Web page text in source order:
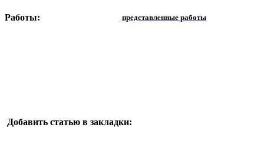
Работы: представленные работы
Добавить статью в закладки: